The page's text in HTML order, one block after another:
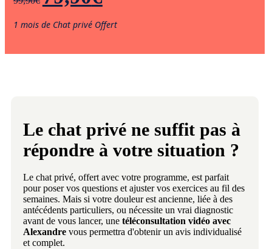
1 mois de Chat privé Offert
Le chat privé ne suffit pas à
répondre à votre situation ?
Le chat privé, offert avec votre programme, est parfait
pour poser vos questions et ajuster vos exercices au fil des
semaines. Mais si votre douleur est ancienne, liée à des
antécédents particuliers, ou nécessite un vrai diagnostic
avant de vous lancer, une téléconsultation vidéo avec
Alexandre vous permettra d'obtenir un avis individualisé
et complet.